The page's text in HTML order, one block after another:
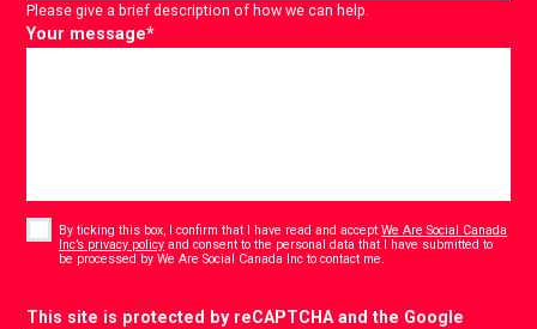
Please give a brief description of how we can help.
Your message*
By ticking this box, I confirm that I have read and acceptWe Are Social Canada
Inc’s privacy policy and consent to the personal data that I have submitted to
be processed by We Are Social Canada Inc to contact me.
This site is protected by reCAPTCHA and the Google